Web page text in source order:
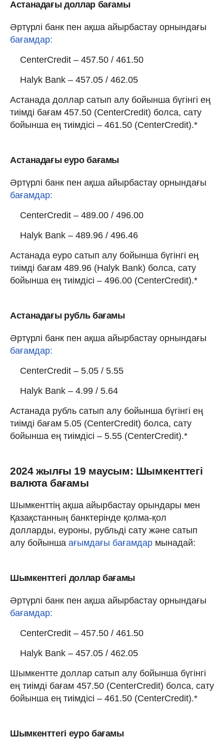
Астанадағы доллар бағамы
Әртүрлі банк пен ақша айырбастау орнындағы
бағамдар:
CenterCredit – 457.50 / 461.50
Halyk Bank – 457.05 / 462.05
Астанада доллар сатып алу бойынша бүгінгі ең
тиімді бағам 457.50 (CenterCredit) болса, сату
бойынша ең тиімдісі – 461.50 (CenterCredit).*
Астанадағы еуро бағамы
Әртүрлі банк пен ақша айырбастау орнындағы
бағамдар:
CenterCredit – 489.00 / 496.00
Halyk Bank – 489.96 / 496.46
Астанада еуро сатып алу бойынша бүгінгі ең
тиімді бағам 489.96 (Halyk Bank) болса, сату
бойынша ең тиімдісі – 496.00 (CenterCredit).*
Астанадағы рубль бағамы
Әртүрлі банк пен ақша айырбастау орнындағы
бағамдар:
CenterCredit – 5.05 / 5.55
Halyk Bank – 4.99 / 5.64
Астанада рубль сатып алу бойынша бүгінгі ең
тиімді бағам 5.05 (CenterCredit) болса, сату
бойынша ең тиімдісі – 5.55 (CenterCredit).*
2024 жылғы 19 маусым: Шымкенттегі
валюта бағамы
Шымкенттің ақша айырбастау орындары мен
Қазақстанның банктерінде қолма-қол
долларды, еуроны, рубльді сату және сатып
алу бойынша ағымдағы бағамдар мынадай:
Шымкенттегі доллар бағамы
Әртүрлі банк пен ақша айырбастау орнындағы
бағамдар:
CenterCredit – 457.50 / 461.50
Halyk Bank – 457.05 / 462.05
Шымкентте доллар сатып алу бойынша бүгінгі
ең тиімді бағам 457.50 (CenterCredit) болса, сату
бойынша ең тиімдісі – 461.50 (CenterCredit).*
Шымкенттегі еуро бағамы